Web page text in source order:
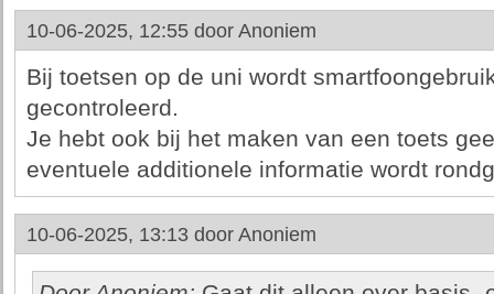
10-06-2025, 12:55 door Anoniem
Bij toetsen op de uni wordt
gecontroleerd.
Je hebt ook bij het maken van een toets
eventuele additionele informatie wordt
10-06-2025, 13:13 door Anoniem